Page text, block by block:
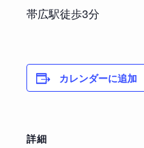
帯広駅徒歩3分
カレンダーに追加
詳細